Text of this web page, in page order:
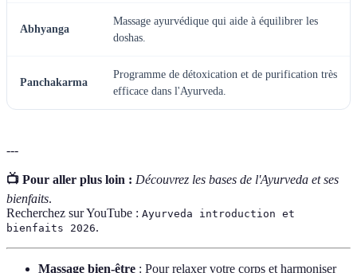
Abhyanga
Massage ayurvédique qui aide à équilibrer les
doshas.
Panchakarma
Programme de détoxication et de purification très
efficace dans l'Ayurveda.
---
📺 Pour aller plus loin : Découvrez les bases de l'Ayurveda et ses
bienfaits.
Recherchez sur YouTube : Ayurveda introduction et
bienfaits 2026.
Massage bien-être : Pour relaxer votre corps et harmoniser